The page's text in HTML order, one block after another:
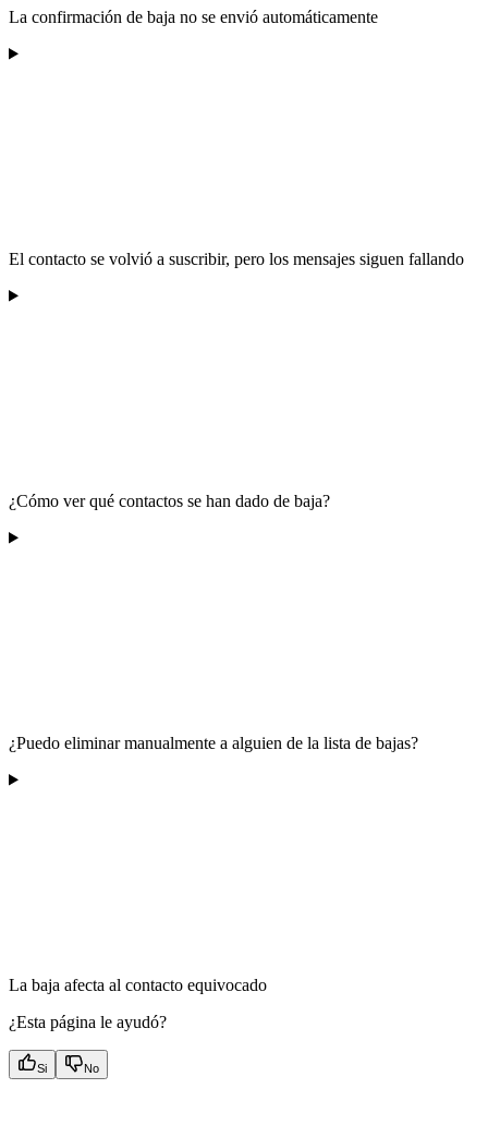
La confirmación de baja no se envió automáticamente
El contacto se volvió a suscribir, pero los mensajes siguen fallando
¿Cómo ver qué contactos se han dado de baja?
¿Puedo eliminar manualmente a alguien de la lista de bajas?
La baja afecta al contacto equivocado
¿Esta página le ayudó?
Si No